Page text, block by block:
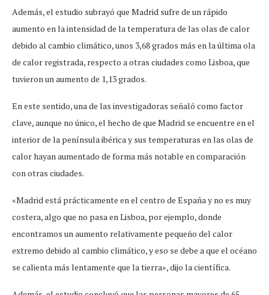
Además, el estudio subrayó que Madrid sufre de un rápido
aumento en la intensidad de la temperatura de las olas de calor
debido al cambio climático, unos 3,68 grados más en la última ola
de calor registrada, respecto a otras ciudades como Lisboa, que
tuvieron un aumento de 1,13 grados.
En este sentido, una de las investigadoras señaló como factor
clave, aunque no único, el hecho de que Madrid se encuentre en el
interior de la península ibérica y sus temperaturas en las olas de
calor hayan aumentado de forma más notable en comparación
con otras ciudades.
«Madrid está prácticamente en el centro de España y no es muy
costera, algo que no pasa en Lisboa, por ejemplo, donde
encontramos un aumento relativamente pequeño del calor
extremo debido al cambio climático, y eso se debe a que el océano
se calienta más lentamente que la tierra», dijo la científica.